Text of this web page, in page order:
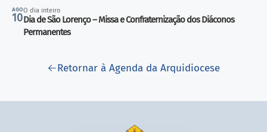
AGO
10
O dia inteiro
Dia de São Lorenço – Missa e Confraternização dos Diáconos
Permanentes
Retornar à Agenda da Arquidiocese